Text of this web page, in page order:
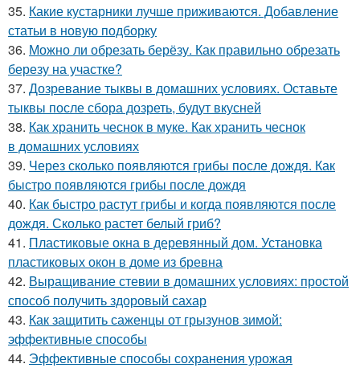
35. Какие кустарники лучше приживаются. Добавление
статьи в новую подборку
36. Можно ли обрезать берёзу. Как правильно обрезать
березу на участке?
37. Дозревание тыквы в домашних условиях. Оставьте
тыквы после сбора дозреть, будут вкусней
38. Как хранить чеснок в муке. Как хранить чеснок
в домашних условиях
39. Через сколько появляются грибы после дождя. Как
быстро появляются грибы после дождя
40. Как быстро растут грибы и когда появляются после
дождя. Сколько растет белый гриб?
41. Пластиковые окна в деревянный дом. Установка
пластиковых окон в доме из бревна
42. Выращивание стевии в домашних условиях: простой
способ получить здоровый сахар
43. Как защитить саженцы от грызунов зимой:
эффективные способы
44. Эффективные способы сохранения урожая